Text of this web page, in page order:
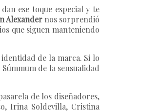
ese toque especial y te
Alexander nos sorprendió
que siguen manteniendo
de la marca. Si lo
de la sensualidad
de los diseñadores,
Irina Soldevilla, Cristina